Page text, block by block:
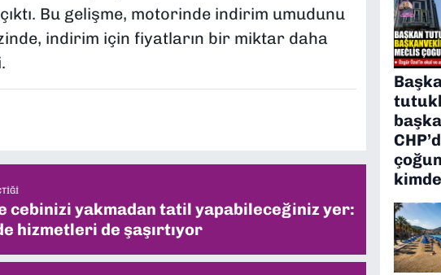
Bu gelişme, motorinde indirim umudunu
indirim için fiyatların bir miktar daha
cebinizi yakmadan tatil yapabileceğiniz yer:
hizmetleri de şaşırtıyor